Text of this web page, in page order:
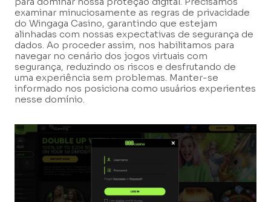
examinar minuciosamente as regras de privacidade
do Wingaga Casino, garantindo que estejam
alinhadas com nossas expectativas de segurança de
dados. Ao proceder assim, nos habilitamos para
navegar no cenário dos jogos virtuais com
segurança, reduzindo os riscos e desfrutando de
uma experiência sem problemas. Manter-se
informado nos posiciona como usuários experientes
nesse domínio.